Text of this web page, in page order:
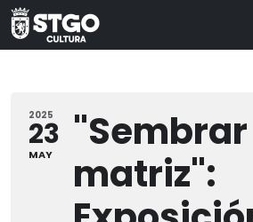
2025
23
MAY
matriz":